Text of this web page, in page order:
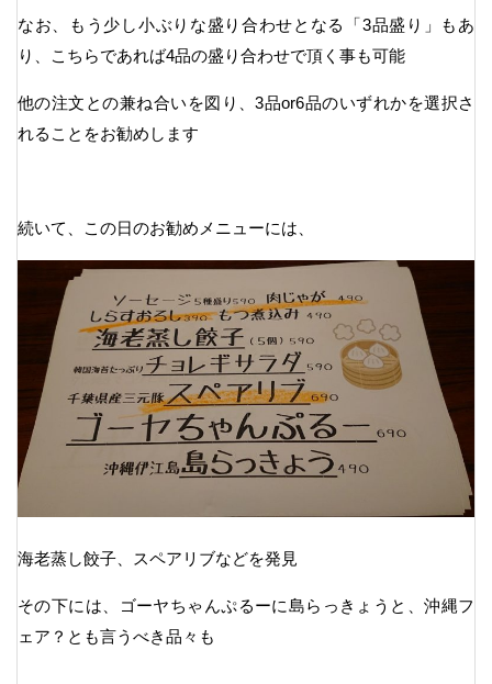
なお、もう少し小ぶりな盛り合わせとなる「3品盛り」もあ
り、こちらであれば4品の盛り合わせで頂く事も可能
他の注文との兼ね合いを図り、3品or6品のいずれかを選択さ
れることをお勧めします
続いて、この日のお勧めメニューには、
海老蒸し餃子、スペアリブなどを発見
その下には、ゴーヤちゃんぷるーに島らっきょうと、沖縄フ
ェア？とも言うべき品々も